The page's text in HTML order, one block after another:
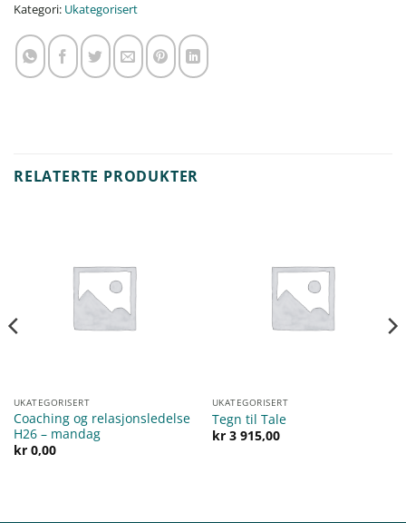
Kategori: Ukategorisert
RELATERTE PRODUKTER
UKATEGORISERT
Coaching og relasjonsledelse
H26 – mandag
kr0,00
UKATEGORISERT
Tegn til Tale
kr3 915,00